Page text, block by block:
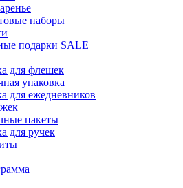
наборы
подарки SALE
для флешек
упаковка
для ежедневников
пакеты
для ручек